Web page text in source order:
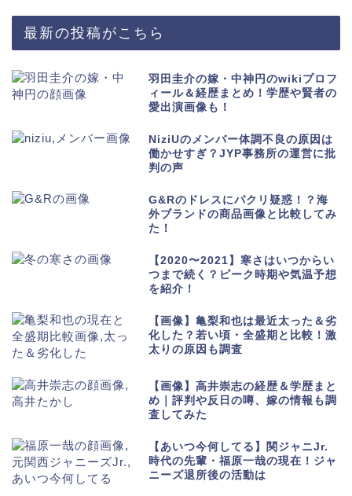
最新の投稿がこちら
羽田圭介の嫁・中神円のwikiプロフ
ィール＆経歴まとめ！学歴や賢者の
愛出演画像も！
NiziUのメンバー体調不良の原因は
働かせすぎ？JYP事務所の運営に批
判の声
G&Rのドレスにパクリ疑惑！？海
外ブランドの商品画像と比較してみ
た！
【2020〜2021】寒さはいつからい
つまで続く？ピーク時期や気温予想
を紹介！
【画像】亀梨和也は最近太った＆劣
化した？若い頃・全盛期と比較！激
太りの原因も調査
【画像】高井崇志の経歴＆学歴まと
め｜評判や反日の噂、嫁の情報も調
査してみた
【あいつ今何してる】関ジャニJr.
時代の先輩・福原一哉の現在！ジャ
ニーズ退所後の活動は